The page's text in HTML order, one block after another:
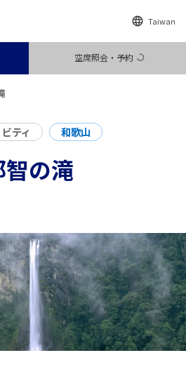
Taiwan
空席照会・予約
ティ 和歌山
智の滝